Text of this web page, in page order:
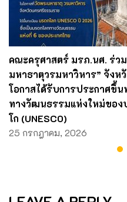
คณะครุศาสตร์ มรภ.นศ. ร่ว
มหาธาตุวรมหาวิหาร” จังห
โอกาสได้รับการประกาศขึ้น
ทางวัฒนธรรมแห่งใหม่ของ
โก (UNESCO)
25 กรกฎาคม, 2026